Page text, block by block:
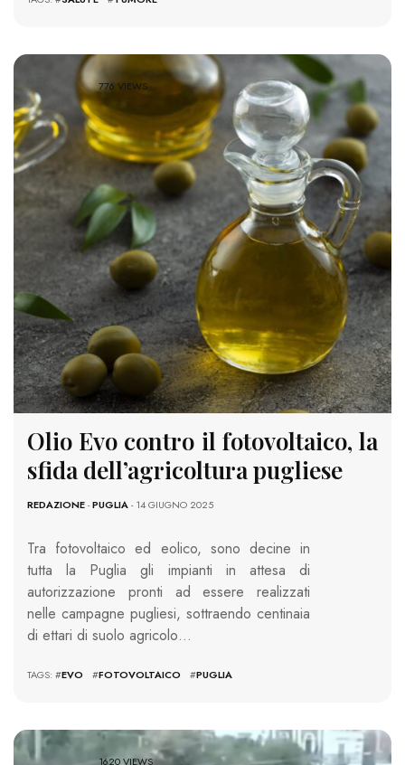
776 VIEWS
Olio Evo contro il fotovoltaico, la
sfida dell’agricoltura pugliese
REDAZIONE-PUGLIA- 14 GIUGNO 2025
Tra fotovoltaico ed eolico, sono decine in
tutta la Puglia gli impianti in attesa di
autorizzazione pronti ad essere realizzati
nelle campagne pugliesi, sottraendo centinaia
di ettari di suolo agricolo…
TAGS: #EVO #FOTOVOLTAICO #PUGLIA
1620 VIEWS